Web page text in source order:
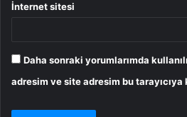
İnternet sitesi
Daha sonraki yorumlarımda
adresim ve site adresim bu